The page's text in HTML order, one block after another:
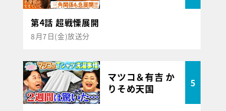
第4話 超戦慄展開
8月7日(金)放送分
マツコ＆有吉 か
りそめ天国
5